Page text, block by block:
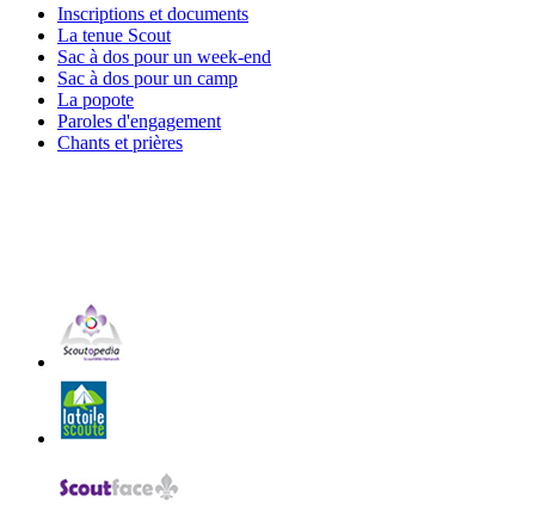
Inscriptions et documents
La tenue Scout
Sac à dos pour un week-end
Sac à dos pour un camp
La popote
Paroles d'engagement
Chants et prières